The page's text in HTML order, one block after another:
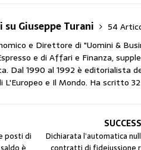
Giuseppe Turani
54
e Direttore di "Uomini &
e di Affari e Finanza,
Dal 1990 al 1992 è editorialista
e Il Mondo. Ha scritto
posti di
Dichiarata l’automatica